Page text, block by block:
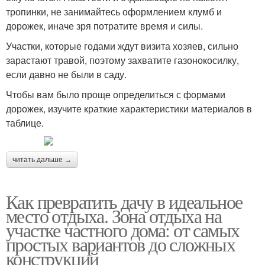
тропинки, не занимайтесь оформлением клумб и
дорожек, иначе зря потратите время и силы.
Участки, которые годами ждут визита хозяев, сильно
зарастают травой, поэтому захватите газонокосилку,
если давно не были в саду.
Чтобы вам было проще определиться с формами
дорожек, изучите краткие характеристики материалов в
таблице.
читать дальше →
Как превратить дачу в идеальное
место отдыха. Зона отдыха на
участке частного дома: от самых
простых вариантов до сложных
конструкций